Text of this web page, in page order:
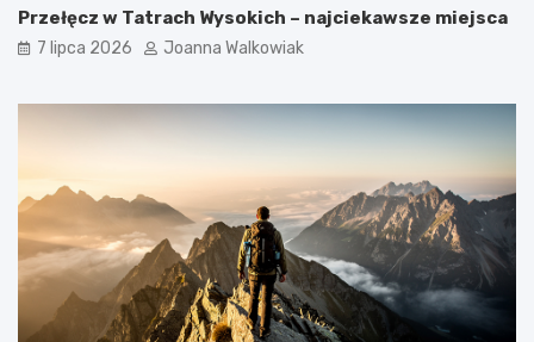
Przełęcz w Tatrach Wysokich – najciekawsze miejsca
7 lipca 2026 Joanna Walkowiak